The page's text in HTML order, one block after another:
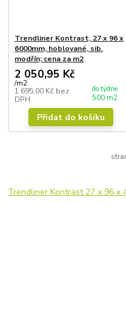
Trendliner Kontrast, 27 x 96 x
6000mm, hoblované, sib.
modřín; cena za m2
2 050,95 Kč
/m2
1 695,00 Kč bez
DPH
do týdne
500 m2
Přidat do košíku
Trendliner Kontrast 27 x 96 x